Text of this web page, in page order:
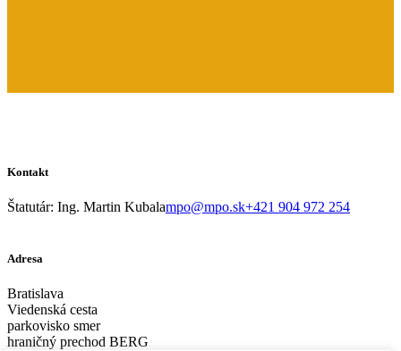
Kontakt
Štatutár: Ing. Martin Kubalampo@mpo.sk+421 904 972 254
Adresa
Bratislava
Viedenská cesta
parkovisko smer
hraničný prechod BERG